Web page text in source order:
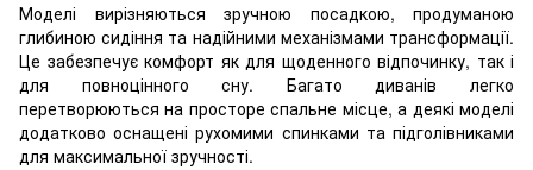
Моделі вирізняються зручною посадкою, продуманою
глибиною сидіння та надійними механізмами трансформації.
Це забезпечує комфорт як для щоденного відпочинку, так і
для повноцінного сну. Багато диванів легко
перетворюються на просторе спальне місце, а деякі моделі
додатково оснащені рухомими спинками та підголівниками
для максимальної зручності.